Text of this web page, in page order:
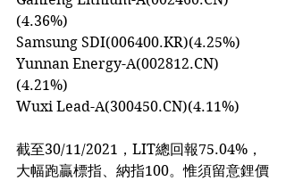
(4.36%)
Samsung SDI(006400.KR)(4.25%)
Yunnan Energy-A(002812.CN)
(4.21%)
Wuxi Lead-A(300450.CN)(4.11%)
截至30/11/2021，LIT總回報75.04%，
大幅跑贏標指、納指100。惟須留意鋰價